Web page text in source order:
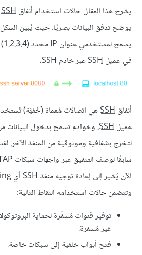
يشرح هذا المقال حالات استخدام أنفاق SSH
يوضح تدفق البيانات بصريًا. حيث يُبين الشكل
في عميل SSHعبر خادم SSH
.
أنفاق SSH
عميل SSH، وخوادم تسمح بدخول البيانات
لتخرج بشفافية وموثوقية من المنفذ الآخر.
الآن يُشير إلى إعادة توجيه منفذSSHأي
وتتضمن حالات استخدامه النقاط التالية:
توفير قنوات مُشفّرة لحماية
غير مُشفرة.
فتح أبواب خلفية إلى شبكات خاصة.